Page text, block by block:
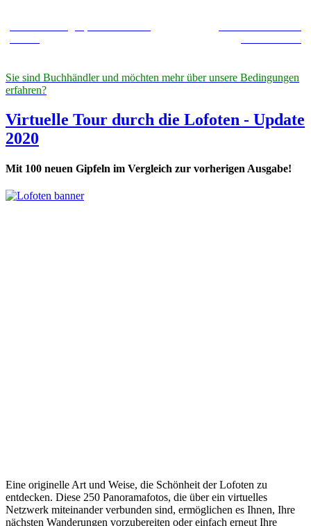
Sie sind Buchhändler und möchten mehr über unsere Bedingungen
erfahren?
Virtuelle Tour durch die Lofoten - Update
2020
Mit 100 neuen Gipfeln im Vergleich zur vorherigen Ausgabe!
Eine originelle Art und Weise, die Schönheit der Lofoten zu
entdecken. Diese 250 Panoramafotos, die über ein virtuelles
Netzwerk miteinander verbunden sind, ermöglichen es Ihnen, Ihre
nächsten Wanderungen vorzubereiten oder einfach erneut Ihre